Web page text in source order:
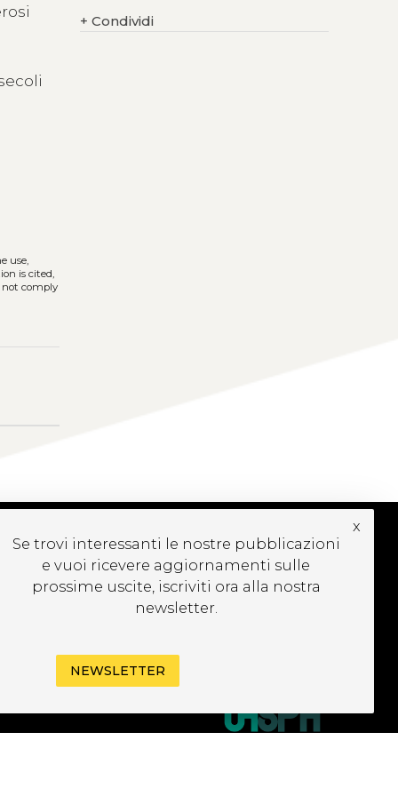
use,
is cited,
not comply
+ Condividi
ALLA
Se trovi interessanti le nostre pubblicazioni
e vuoi ricevere aggiornamenti sulle
prossime uscite, iscriviti ora alla nostra
newsletter.
x
NEWSLETTER